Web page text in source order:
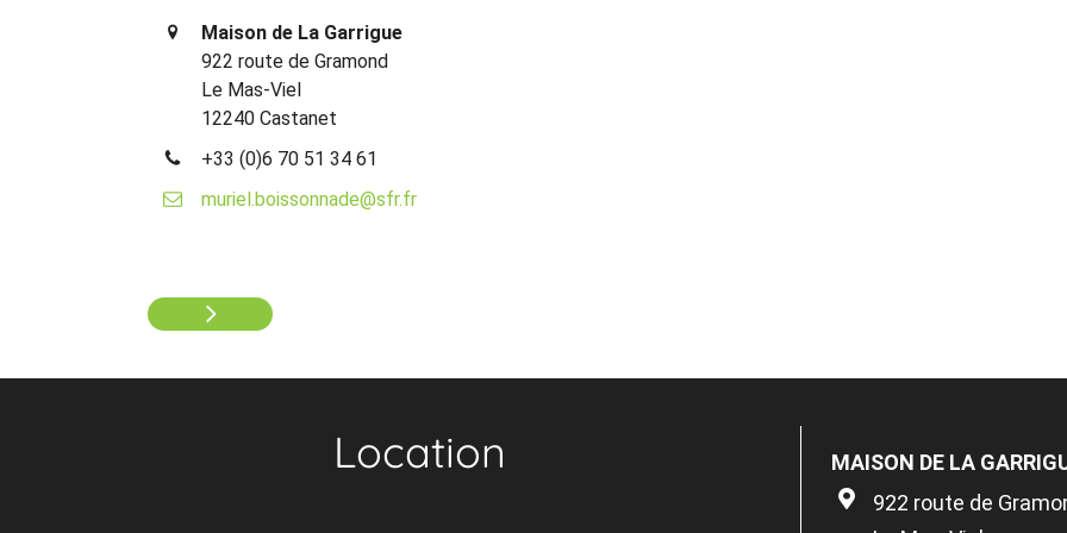
Maison de La Garrigue
922 route de Gramond
Le Mas-Viel
12240 Castanet
+33 (0)6 70 51 34 61
muriel.boissonnade@sfr.fr
Location
MAISON DE LA
922 route de